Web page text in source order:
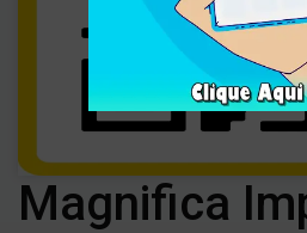
Magnifica